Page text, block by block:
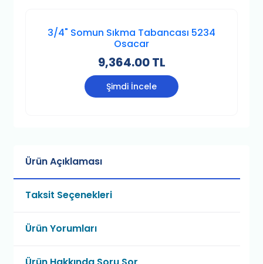
3/4" Somun Sıkma Tabancası 5234
Osacar
9,364.00 TL
Şimdi İncele
Ürün Açıklaması
Taksit Seçenekleri
Ürün Yorumları